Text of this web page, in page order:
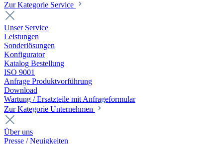
Zur Kategorie Service
Unser Service
Leistungen
Sonderlösungen
Konfigurator
Katalog Bestellung
ISO 9001
Anfrage Produktvorführung
Download
Wartung / Ersatzteile mit Anfrageformular
Zur Kategorie Unternehmen
Über uns
Presse / Neuigkeiten